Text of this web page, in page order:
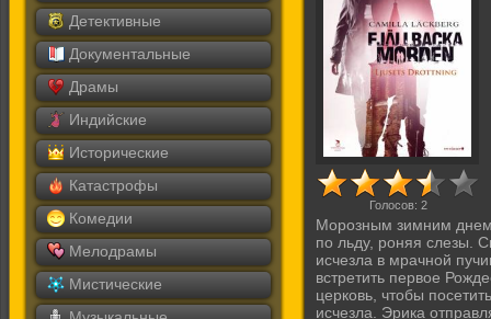
Детективные
Документальные
Драмы
Индийские
Исторические
Катастрофы
Комедии
Мелодрамы
Мистические
Голосов: 2
Морозным зимним
по льду, роняя слезы.
исчезла в мрачной
встретить первое
церковь, чтобы
исчезла. Эрика